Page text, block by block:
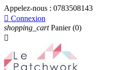
Appelez-nous : 0783508143
 Connexion
shopping_cart Panier (0)
